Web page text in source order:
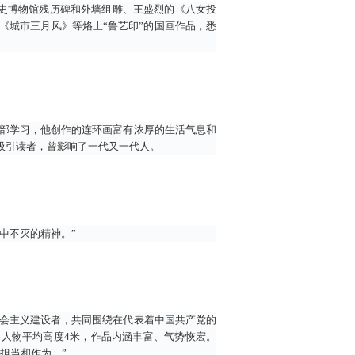
博物馆残历碑和外墙组雕、王盛烈的《八女投
城市三月风》等烙上“鲁艺印”的国画作品，悉
学习，他创作的连环画富有浓厚的生活气息和
读者，曾影响了一代又一代人。
不灭的精神。”
主义建设者，共同围绕在代表着中国共产党的
平均高度4米，作品内涵丰富、气势恢宏。